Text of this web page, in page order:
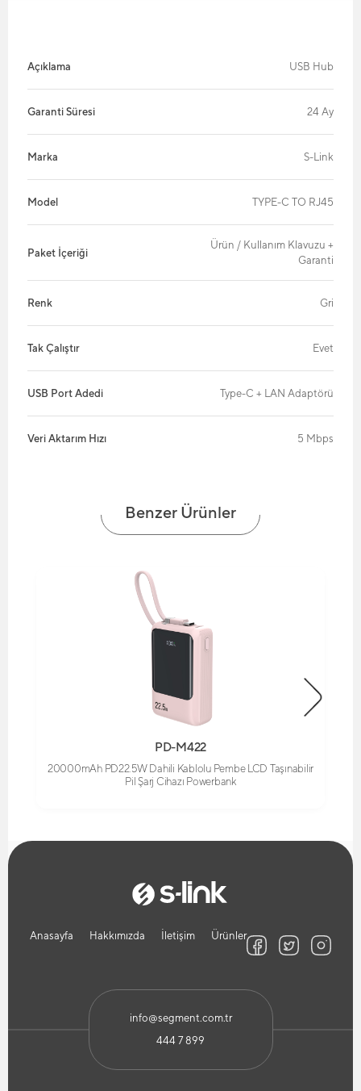
Açıklama USB Hub
Garanti Süresi 24 Ay
Marka S-Link
Model TYPE-C TO RJ45
Paket İçeriği
Ürün / Kullanım Klavuzu +
Garanti
Renk Gri
Tak Çalıştır Evet
USB Port Adedi Type-C + LAN Adaptörü
Veri Aktarım Hızı 5 Mbps
Benzer Ürünler
PD-M422
20000mAh PD22.5W Dahili Kablolu Pembe LCD Taşınabilir
Pil Şarj Cihazı Powerbank
Anasayfa Hakkımızda İletişim Ürünler
info@segment.com.tr
444 7 899